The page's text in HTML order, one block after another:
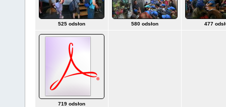
525 odsłon 580 odsłon 477
719 odsłon